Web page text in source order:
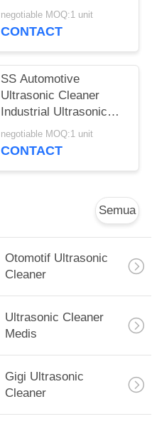
3600W Ramah Kimia
negotiable MOQ:1 unit
CONTACT
SS Automotive
Ultrasonic Cleaner
Industrial Ultrasonic
Washer Untuk
Instrumen Bedah
negotiable MOQ:1 unit
CONTACT
Semua
Otomotif Ultrasonic
Cleaner
Ultrasonic Cleaner
Medis
Gigi Ultrasonic
Cleaner